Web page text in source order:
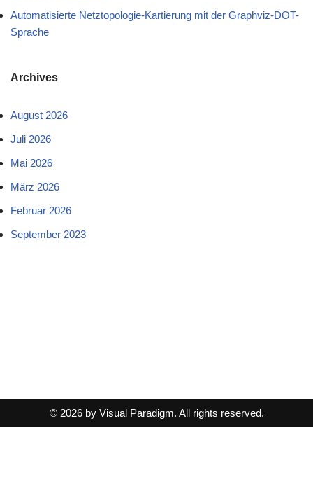
Automatisierte Netztopologie-Kartierung mit der Graphviz-DOT-
Sprache
Archives
August 2026
Juli 2026
Mai 2026
März 2026
Februar 2026
September 2023
© 2026 by Visual Paradigm. All rights reserved.